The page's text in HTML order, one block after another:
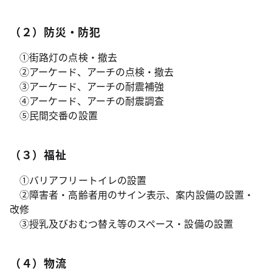
（２）防災・防犯
①街路灯の点検・撤去
②アーケード、アーチの点検・撤去
③アーケード、アーチの耐震補強
④アーケード、アーチの耐震調査
⑤民間交番の設置
（３）福祉
①バリアフリートイレの設置
②障害者・高齢者用のサイン表示、案内設備の設置・
改修
③授乳及びおむつ替え等のスペース・設備の設置
（４）物流